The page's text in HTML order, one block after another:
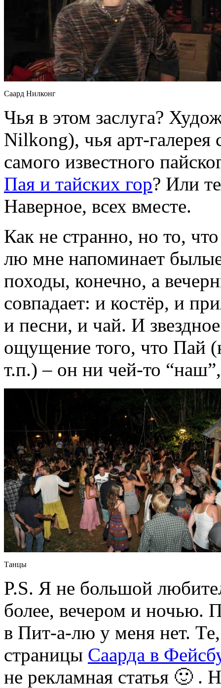
Саард Нилконг
Чья в этом заслуга?
Nilkong), чья арт-галерея
самого известного
Пая и тайских гор? Или
Наверное, всех вместе.
Как не странно, но то,
лю мне напоминает
походы, конечно, а
совпадает: и костёр, и
и песни, и чай. И
ощущение того, что Пай
т.п.) – он ни чей-то
Танцы
P.S. Я не большой
более, вечером и ночью.
в Пит-а-лю у меня нет.
страницы Саарда в
не рекламная статья 🙂 .